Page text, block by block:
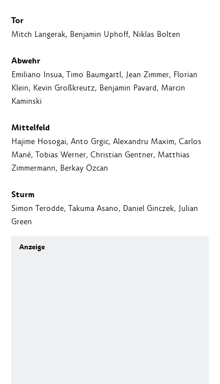
Tor
Mitch Langerak, Benjamin Uphoff, Niklas Bolten
Abwehr
Emiliano Insua, Timo Baumgartl, Jean Zimmer, Florian
Klein, Kevin Großkreutz, Benjamin Pavard, Marcin
Kaminski
Mittelfeld
Hajime Hosogai, Anto Grgic, Alexandru Maxim, Carlos
Mané, Tobias Werner, Christian Gentner, Matthias
Zimmermann, Berkay Özcan
Sturm
Simon Terodde, Takuma Asano, Daniel Ginczek, Julian
Green